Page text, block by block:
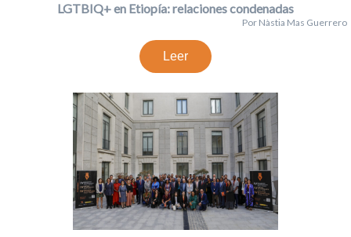
LGTBIQ+ en Etiopía: relaciones condenadas
Por Nàstia Mas Guerrero
Leer